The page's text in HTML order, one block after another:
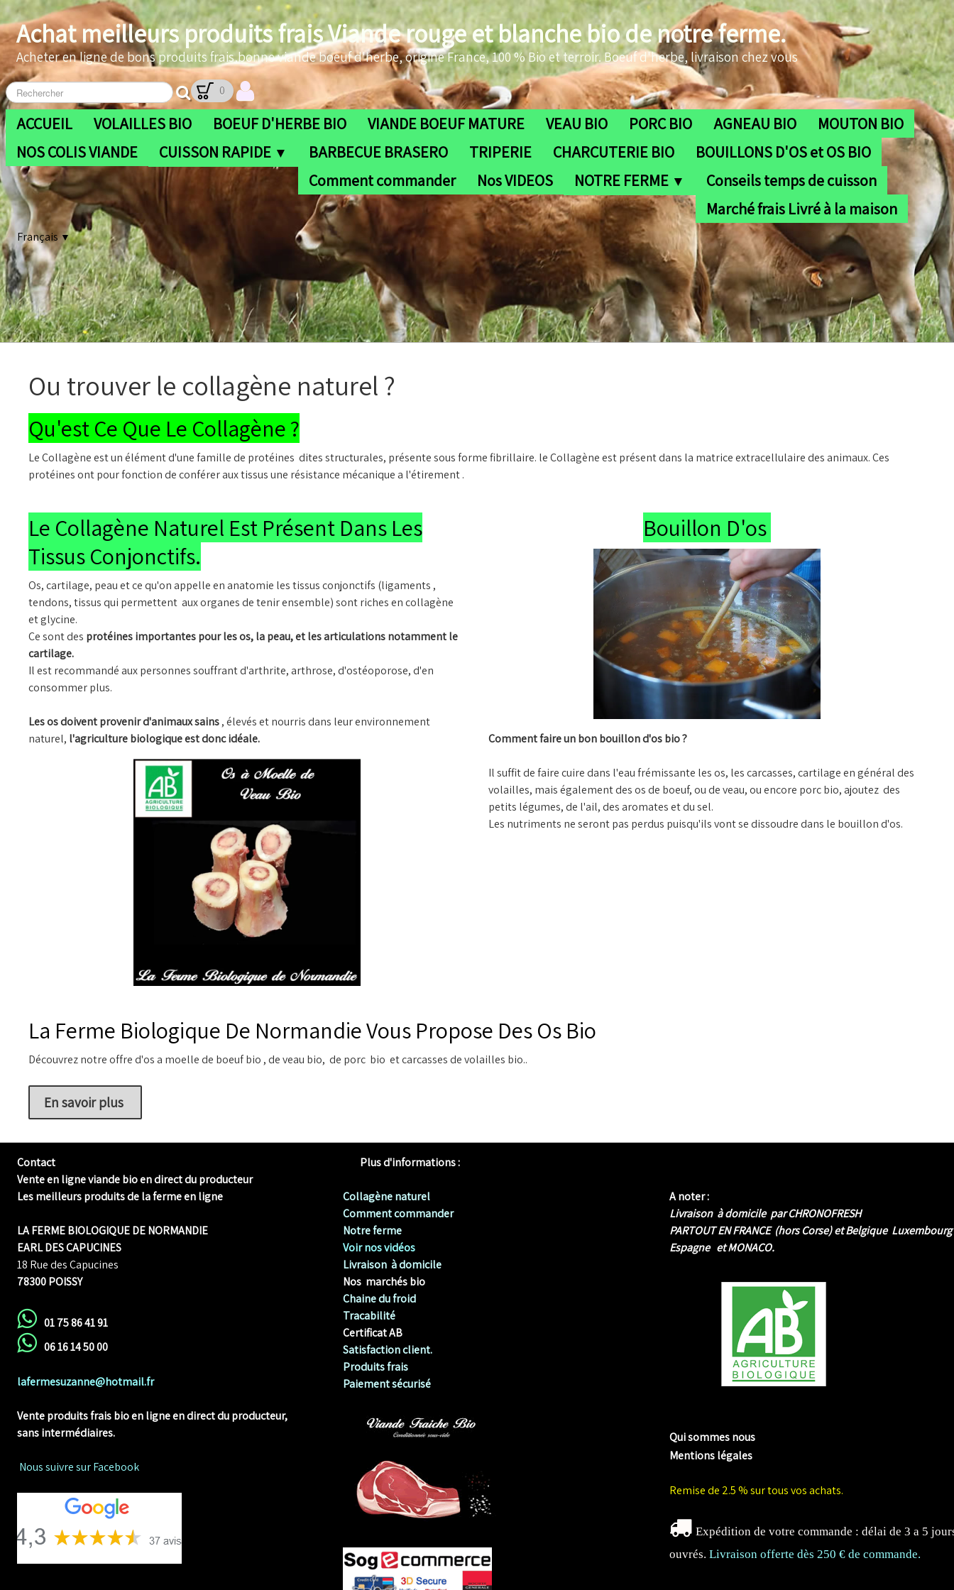
Achat meilleurs produits frais Viande rouge et blanche bio de notre ferme.
Acheter en ligne de bons produits frais,bonne viande boeuf d'herbe, origine France, 100 % Bio et terroir. Boeuf d'herbe, livraison chez vous
0
ACCUEIL VOLAILLES BIO BOEUF D'HERBE BIO VIANDE BOEUF MATURE VEAU BIO PORC BIO AGNEAU BIO
MOUTON BIO
NOS COLIS VIANDE
CUISSON RAPIDE ▼ BARBECUE BRASERO TRIPERIE CHARCUTERIE BIO
BOUILLONS D'OS et OS BIO
Comment commander
Nos VIDEOS NOTRE FERME ▼
Conseils temps de cuisson
Marché frais Livré à la maison
Français▼
Ou trouver le collagène naturel ?
Qu'est Ce Que Le Collagène ?
Le Collagène est un élément d'une famille de protéines dites structurales, présente sous forme fibrillaire. le Collagène est présent dans la matrice extracellulaire des animaux. Ces
protéines ont pour fonction de conférer aux tissus une résistance mécanique a l'étirement .
Le Collagène Naturel Est Présent Dans Les
Tissus Conjonctifs.
Os, cartilage, peau et ce qu'on appelle en anatomie les tissus conjonctifs (ligaments ,
tendons, tissus qui permettent aux organes de tenir ensemble) sont riches en collagène
et glycine.
Ce sont des protéines importantes pour les os, la peau, et les articulations notamment le
cartilage.
Il est recommandé aux personnes souffrant d'arthrite, arthrose, d'ostéoporose, d'en
consommer plus.
Les os doivent provenir d'animaux sains, élevés et nourris dans leur environnement
naturel, l'agriculture biologique est donc idéale.
Bouillon D'os
Comment faire un bon bouillon d'os bio ?
Il suffit de faire cuire dans l'eau frémissante les os, les carcasses, cartilage en général des
volailles, mais également des os de boeuf, ou de veau, ou encore porc bio, ajoutez des
petits légumes, de l'ail, des aromates et du sel.
Les nutriments ne seront pas perdus puisqu'ils vont se dissoudre dans le bouillon d'os.
La Ferme Biologique De Normandie Vous Propose Des Os Bio
Découvrez notre offre d'os a moelle de boeuf bio , de veau bio, de porc bio et carcasses de volailles bio..
En savoir plus
Contact
Vente en ligne viande bio en direct du producteur
Les meilleurs produits de la ferme en ligne
LA FERME BIOLOGIQUE DE NORMANDIE
EARL DES CAPUCINES
18 Rue des Capucines
78300 POISSY
01 75 86 41 91
06 16 14 50 00
lafermesuzanne@hotmail.fr
Vente produits frais bio en ligneen direct du producteur,
sans intermédiaires.
Nous suivre sur Facebook
Plus d'informations :
Collagène naturel
Comment commander
Notre ferme
Voir nos vidéos
Livraison à domicile
Nos marchés bio
Chaine du froid
Tracabilité
Certificat AB
Satisfaction client.
Produits frais
Paiement sécurisé
A noter :
Livraison à domicile par CHRONOFRESH
PARTOUT EN FRANCE (hors Corse) et Belgique Luxembourg
Espagne et MONACO.
Qui sommes nous
Mentions légales
Remise de 2.5 % sur tous vos achats.
Expédition de votre commande : délai de 3 a 5
ouvrés. Livraison offerte dès 250 € de commande.